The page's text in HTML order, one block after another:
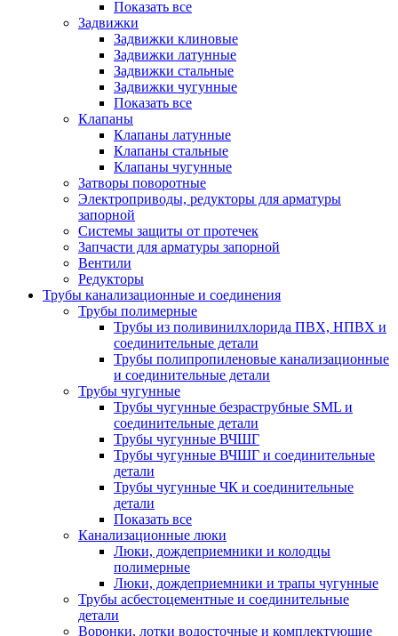
Показать все
Задвижки
Задвижки клиновые
Задвижки латунные
Задвижки стальные
Задвижки чугунные
Показать все
Клапаны
Клапаны латунные
Клапаны стальные
Клапаны чугунные
Затворы поворотные
Электроприводы, редукторы для арматуры
запорной
Системы защиты от протечек
Запчасти для арматуры запорной
Вентили
Редукторы
Трубы канализационные и соединения
Трубы полимерные
Трубы из поливинилхлорида ПВХ, НПВХ и
соединительные детали
Трубы полипропиленовые канализационные
и соединительные детали
Трубы чугунные
Трубы чугунные безраструбные SML и
соединительные детали
Трубы чугунные ВЧШГ
Трубы чугунные ВЧШГ и соединительные
детали
Трубы чугунные ЧК и соединительные
детали
Показать все
Канализационные люки
Люки, дождеприемники и колодцы
полимерные
Люки, дождеприемники и трапы чугунные
Трубы асбестоцементные и соединительные
детали
Воронки, лотки водосточные и комплектующие